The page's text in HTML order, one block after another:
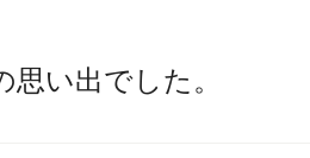
思い出でした。